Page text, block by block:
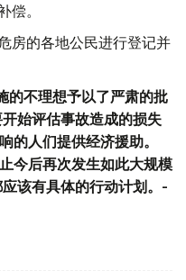
偿。
房的各地公民进行登记并
的不理想予以了严肃的批
始评估事故造成的损失
的人们提供经济援助。
今后再次发生如此大规模
该有具体的行动计划。-